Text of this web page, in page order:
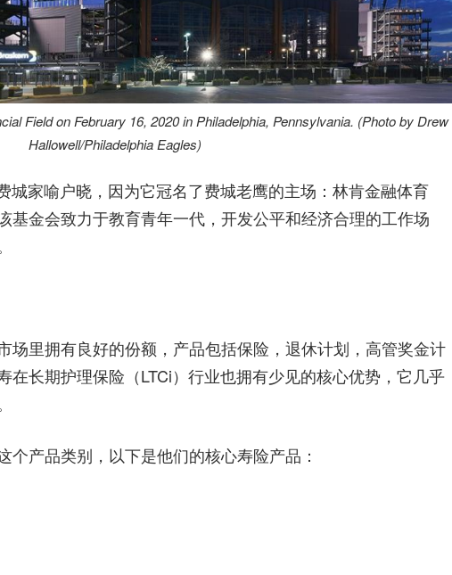
Field on February 16, 2020 in Philadelphia, Pennsylvania. (Photo by Drew
Hallowell/Philadelphia Eagles)
城家喻户晓，因为它冠名了费城老鹰的主场：林肯金融体育
基金会致力于教育青年一代，开发公平和经济合理的工作场
场里拥有良好的份额，产品包括保险，退休计划，高管奖金计
在长期护理保险（LTCi）行业也拥有少见的核心优势，它几乎
产品类别，以下是他们的核心寿险产品：